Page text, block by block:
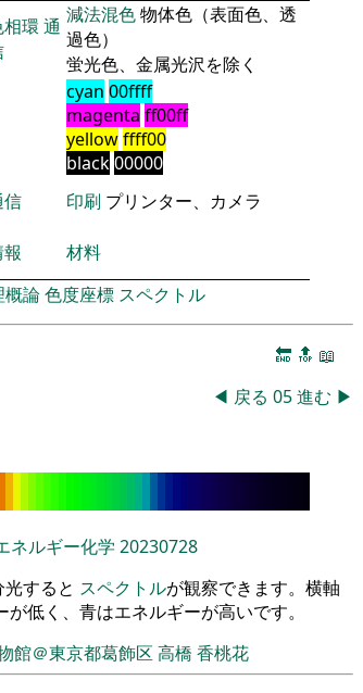
環 通 減法混色物体色（表面色、透
過色）
蛍光色、金属光沢を除く
cyan 00ffff
magenta ff00ff
yellowffff00
black00000
信 印刷 プリンター、カメラ
材料
概論色度座標 スペクトル
🔚 🔝 📖
◀ 戻る 05進む ▶
ネルギー化学 20230728
すると スペクトルが観察できます。横軸
低く、青はエネルギーが高いです。
館＠東京都葛飾区 高橋 香桃花